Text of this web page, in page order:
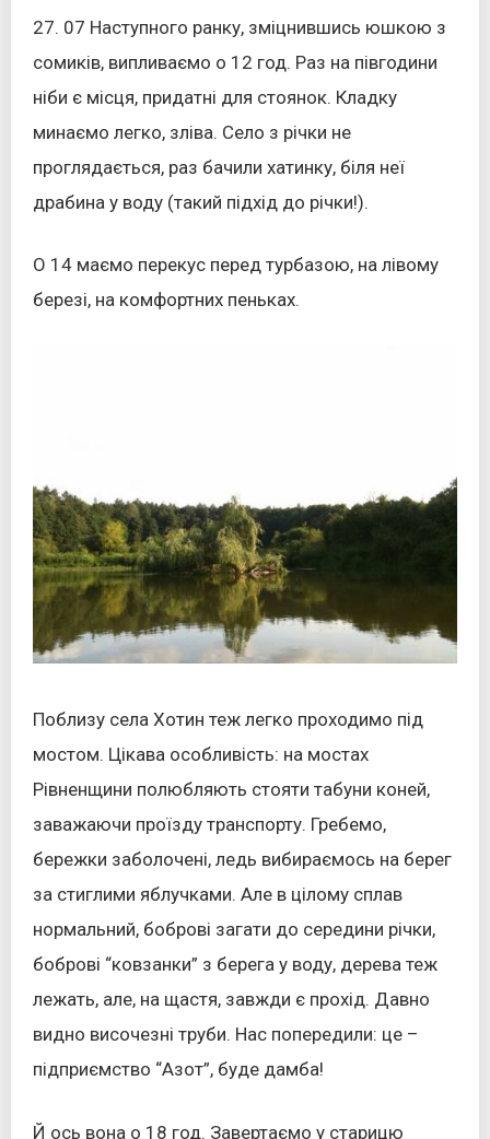
27. 07 Наступного ранку, зміцнившись юшкою з
сомиків, випливаємо о 12 год. Раз на півгодини
ніби є місця, придатні для стоянок. Кладку
минаємо легко, зліва. Село з річки не
проглядається, раз бачили хатинку, біля неї
драбина у воду (такий підхід до річки!).
О 14 маємо перекус перед турбазою, на лівому
березі, на комфортних пеньках.
Поблизу села Хотин теж легко проходимо під
мостом. Цікава особливість: на мостах
Рівненщини полюбляють стояти табуни коней,
заважаючи проїзду транспорту. Гребемо,
бережки заболочені, ледь вибираємось на берег
за стиглими яблучками. Але в цілому сплав
нормальний, боброві загати до середини річки,
боброві “ковзанки” з берега у воду, дерева теж
лежать, але, на щастя, завжди є прохід. Давно
видно височезні труби. Нас попередили: це –
підприємство “Азот”, буде дамба!
Й ось вона о 18 год. Завертаємо у старицю